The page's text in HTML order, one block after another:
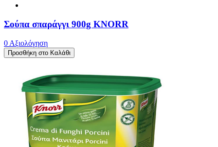
Σούπα σπαράγγι 900g KNORR
0 Αξιολόγηση
Προσθήκη στο Καλάθι